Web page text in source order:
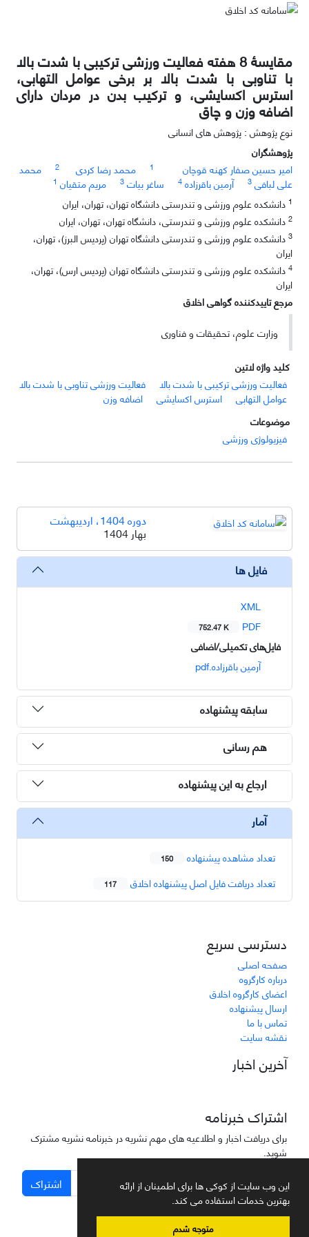
این وب سایت از کوکی ها برای اطمینان از ارائه
بهترین خدمات استفاده می کند.
متوجه شدم
مقایسۀ 8 هفته فعالیت ورزشی ترکیبی با شدت بالا
با تناوبی با شدت بالا بر برخی عوامل التهابی،
استرس اکسایشی، و ترکیب بدن در مردان دارای
اضافه وزن و چاق
نوع پژوهش : پژوهش های انسانی
پژوهشگران
امیر حسین صفار کهنه قوچان
1 محمد رضا کردی 2
محمد
علی لبافی 3 آرمین باقرزاده 4 ساغر بیات 3 مریم متقیان 1
1 دانشکده علوم ورزشی و تندرستی دانشگاه تهران، تهران، ایران
2 دانشکده علوم ورزشی و تندرستی، دانشگاه تهران، تهران، ایران
3 دانشکده علوم ورزشی و تندرستی دانشگاه تهران (پردیس البرز)، تهران،
ایران
4 دانشکده علوم ورزشی و تندرستی دانشگاه تهران (پردیس ارس)، تهران،
ایران
مرجع تاییدکننده گواهی اخلاق
وزارت علوم، تحقیقات و فناوری
کلید واژه لاتین
فعالیت ورزشی ترکیبی با شدت بالا
فعالیت ورزشی تناوبی با شدت بالا
عوامل التهابی
استرس اکسایشی
اضافه وزن
موضوعات
فیزیولوژی ورزشی
دوره 1404، اردیبهشت
بهار 1404
فایل ها
XML
PDF
752.47 K
فایل‌های تکمیلی/اضافی
آرمین باقرزاده.pdf
سابقه پیشنهاده
هم رسانی
ارجاع به این پیشنهاده
آمار
تعداد مشاهده پیشنهاده 150
تعداد دریافت فایل اصل پیشنهاده اخلاق 117
دسترسی سریع
صفحه اصلی
درباره کارگروه
اعضای کارگروه اخلاق
ارسال پیشنهاده
تماس با ما
نقشه سایت
آخرین اخبار
اشتراک خبرنامه
برای دریافت اخبار و اطلاعیه های مهم نشریه در خبرنامه نشریه مشترک
شوید.
اشتراک